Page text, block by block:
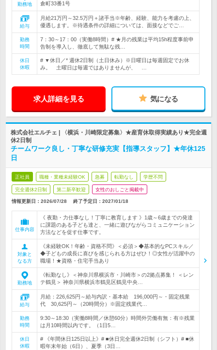
勤務地
倉町33番1号
給与
月給21万円～32.5万円＋諸手当※年齢、経験、能力を考慮の上、
優遇します。※待遇条件の詳細については、面接などでご…
勤務
時間
7：30～17：00（実働8時間）# ★月の残業は平均15h程度事前申
告制を導入し、徹底して無駄な残…
休日
休暇
# ▼休日／* 週休2日制（土日休み）※日曜日は毎週固定でお休
み。 土曜日は毎週ではありませんが、 …
求人詳細を見る 気になる
株式会社エルチェ | 〈横浜・川崎限定募集〉★産育休取得実績あり★完全週
休2日制
チームワーク良し・丁寧な研修充実【指導スタッフ】★年休125
日
正社員 職種・業種未経験OK 急募 転勤なし 学歴不問
完全週休2日制 第二新卒歓迎 女性のおしごと掲載中
情報更新日：2026/07/28 終了予定日： 2027/01/18
仕事内容
《 夜勤・力仕事なし！丁寧に教育します 》1歳～6歳までの発達
に課題のある子ども達と、一緒に遊びながらコミュニケーション
方法などを促す仕事です。
対象と
なる方
《未経験OK！年齢・資格不問》＜必須＞◆基本的なPCスキル／
◆子どもの成長に喜びを感じられる方はぜひ！◎女性が活躍中の
職場！★資格・住宅手当あり
勤務地
《転勤なし》＜神奈川県横浜市・川崎市＞の2拠点募集！ ＜レン
テ鶴見＞ 神奈川県横浜市鶴見区鶴見中央…
給与
月給：226,625円～給与内訳・基本給 196,000円～・固定残業
代 30,625円～（20時間分）※固定残業代…
勤務
時間
9:30～18:30（実働8時間／休憩60分）時間外労働有無：有※残業
は月10時間以内です。（1日5…
休日
休暇
# 《年間休日125日以上》# ■休日完全週休2日制（シフト）# ■休
暇年末年始（6日）、夏季（3日…